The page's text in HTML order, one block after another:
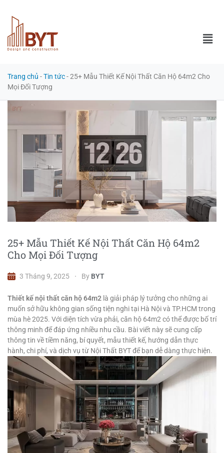
Trang chủ -Tin tức-25+ Mẫu Thiết Kế Nội Thất Căn Hộ 64m2 Cho
Mọi Đối Tượng
25+ Mẫu Thiết Kế Nội Thất Căn Hộ 64m2
Cho Mọi Đối Tượng
3 Tháng 9, 2025 By BYT
Thiết kế nội thất căn hộ 64m2 là giải pháp lý tưởng cho những ai
muốn sở hữu không gian sống tiện nghi tại Hà Nội và TP.HCM trong
mùa hè 2025. Với diện tích vừa phải, căn hộ 64m2 có thể được bố trí
thông minh để đáp ứng nhiều nhu cầu. Bài viết này sẽ cung cấp
thông tin về tiềm năng, bí quyết, mẫu thiết kế, hướng dẫn thực
hành, chi phí, và dịch vụ từ Nội Thất BYT để bạn dễ dàng thực hiện.